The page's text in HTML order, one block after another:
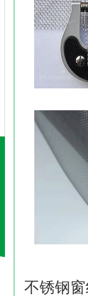
不锈钢